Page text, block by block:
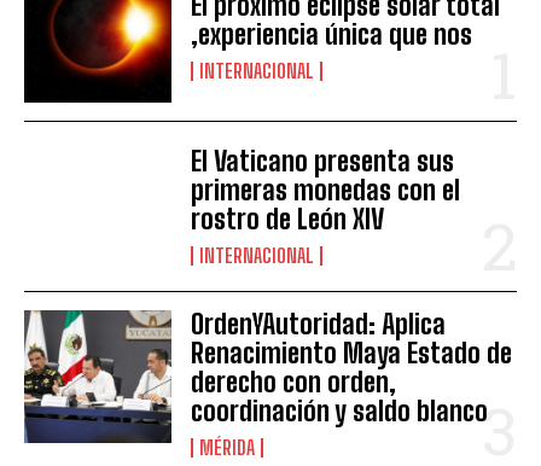
,experiencia única que nos
INTERNACIONAL
El Vaticano presenta sus
primeras monedas con el
rostro de León XIV
INTERNACIONAL
OrdenYAutoridad: Aplica
Renacimiento Maya Estado de
derecho con orden,
coordinación y saldo blanco
MÉRIDA